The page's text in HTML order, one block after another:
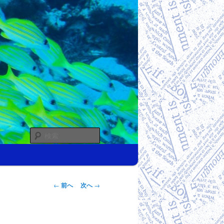
検
投稿ナビゲー
← 前へ 次へ→